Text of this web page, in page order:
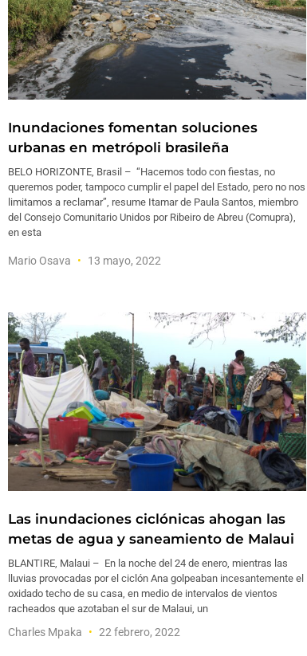
Inundaciones fomentan soluciones
urbanas en metrópoli brasileña
BELO HORIZONTE, Brasil – “Hacemos todo con fiestas, no
queremos poder, tampoco cumplir el papel del Estado, pero no nos
limitamos a reclamar”, resume Itamar de Paula Santos, miembro
del Consejo Comunitario Unidos por Ribeiro de Abreu (Comupra),
en esta
Mario Osava 13 mayo, 2022
Las inundaciones ciclónicas ahogan las
metas de agua y saneamiento de Malaui
BLANTIRE, Malaui – En la noche del 24 de enero, mientras las
lluvias provocadas por el ciclón Ana golpeaban incesantemente el
oxidado techo de su casa, en medio de intervalos de vientos
racheados que azotaban el sur de Malaui, un
Charles Mpaka 22 febrero, 2022